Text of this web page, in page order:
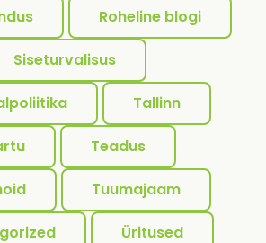
Roheline blogi
Siseturvalisus
Tallinn
Teadus
Tuumajaam
Üritused